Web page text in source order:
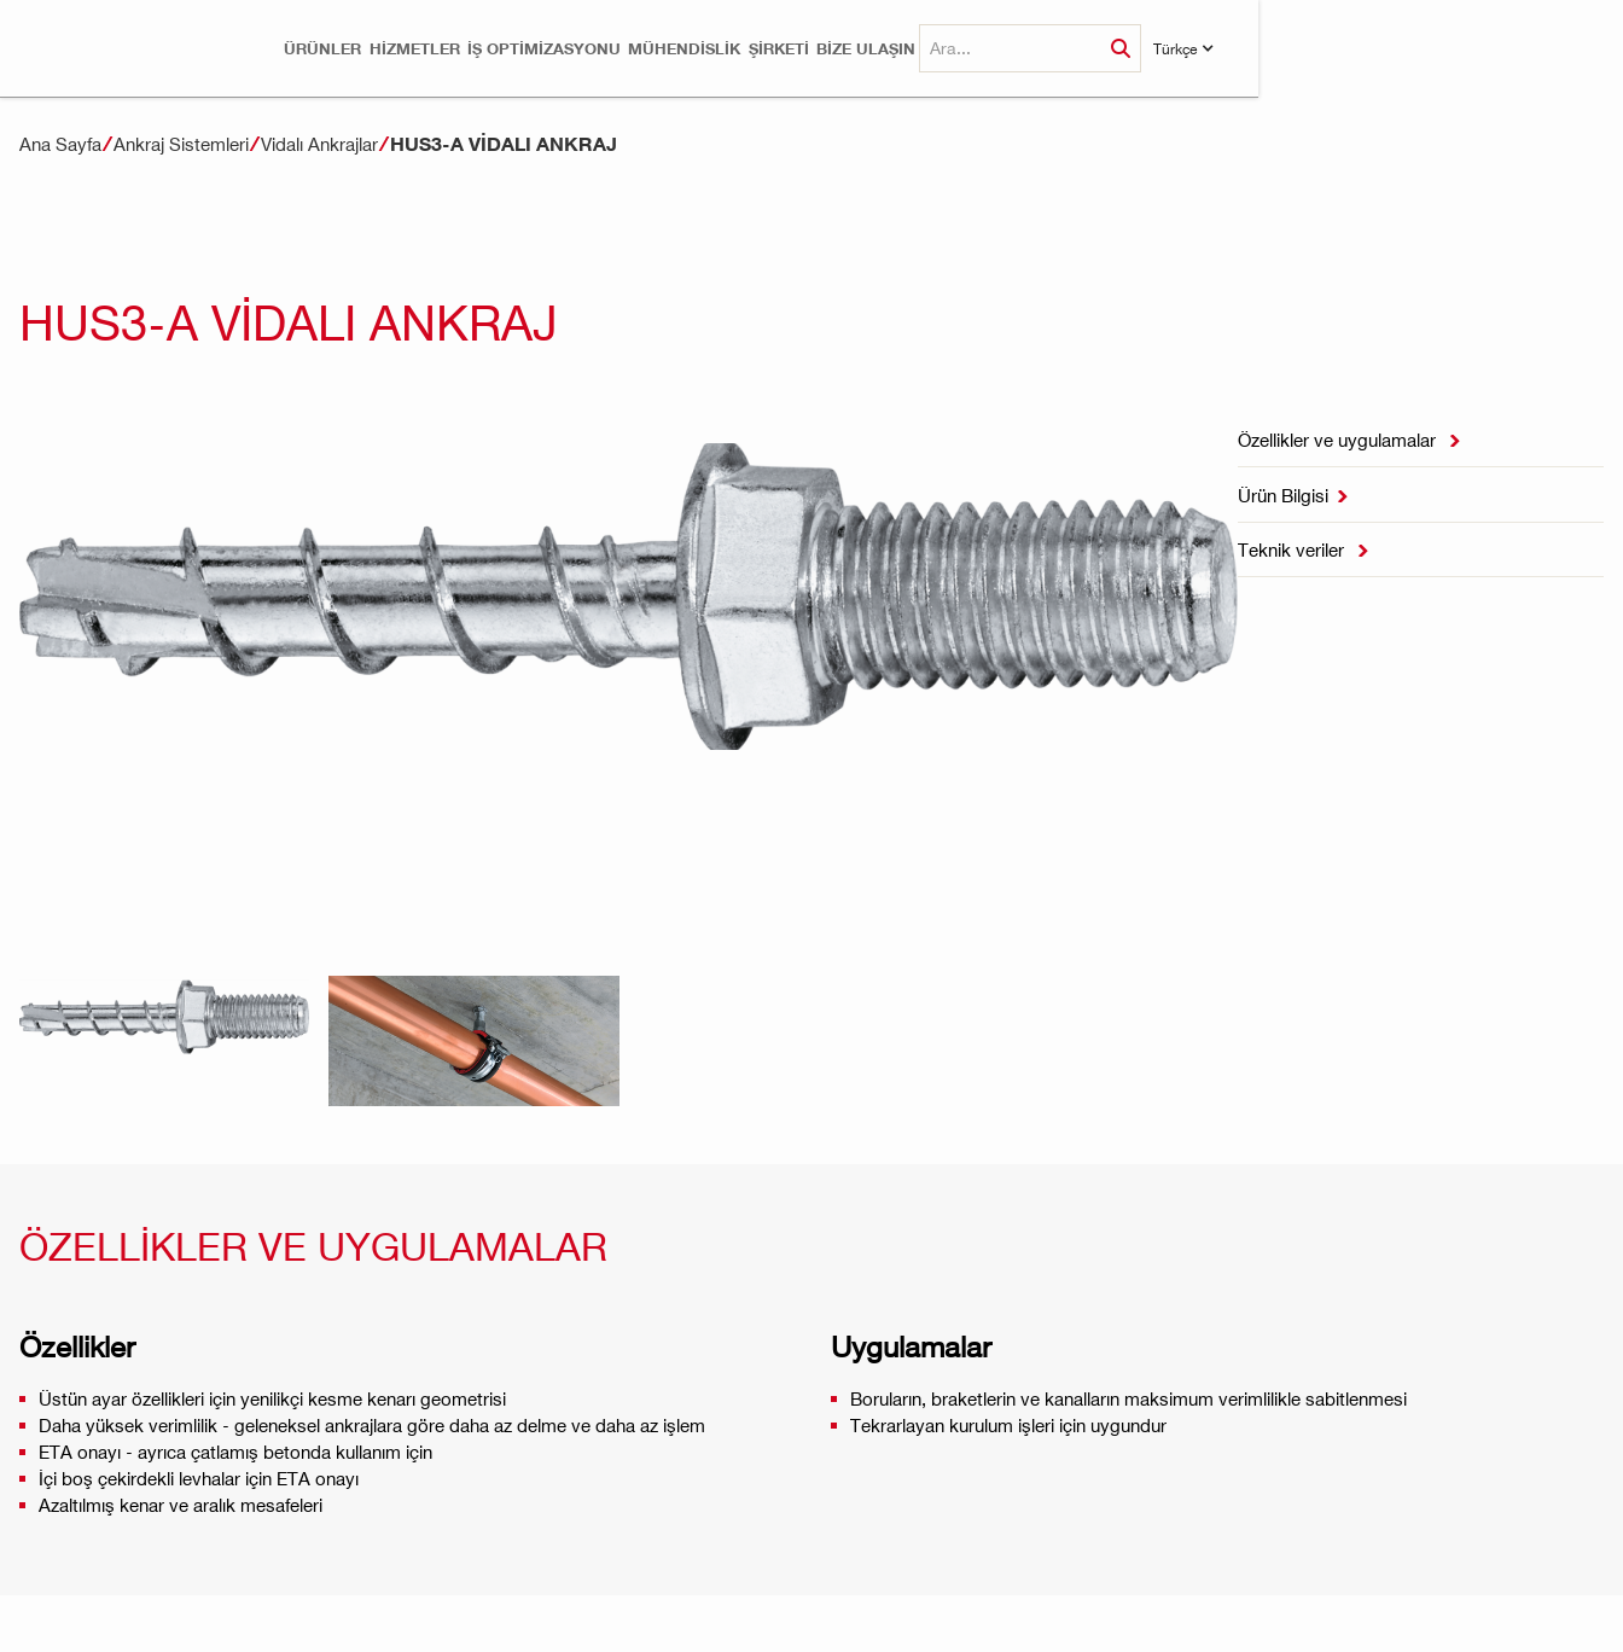
ÜRÜNLER HİZMETLER İŞ OPTIMIZASYONU MÜHENDISLIK ŞİRKETİ BİZE ULAŞIN Türkçe
Ana Sayfa Ankraj Sistemleri Vidalı Ankrajlar HUS3-A VIDALI ANKRAJ
HUS3-A VIDALI ANKRAJ
Özellikler ve uygulamalar 
Ürün Bilgisi 
Teknik veriler 
ÖZELLİKLER VE UYGULAMALAR
Özellikler
Üstün ayar özellikleri için yenilikçi kesme kenarı geometrisi
Daha yüksek verimlilik - geleneksel ankrajlara göre daha az delme ve daha az işlem
ETA onayı - ayrıca çatlamış betonda kullanım için
İçi boş çekirdekli levhalar için ETA onayı
Azaltılmış kenar ve aralık mesafeleri
Uygulamalar
Boruların, braketlerin ve kanalların maksimum verimlilikle sabitlenmesi
Tekrarlayan kurulum işleri için uygundur